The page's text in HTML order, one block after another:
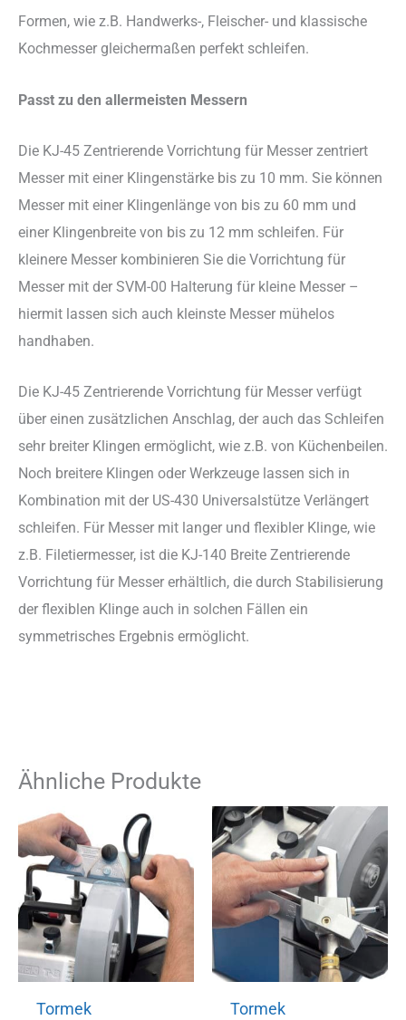
Formen, wie z.B. Handwerks-, Fleischer- und klassische
Kochmesser gleichermaßen perfekt schleifen.
Passt zu den allermeisten Messern
Die KJ-45 Zentrierende Vorrichtung für Messer zentriert
Messer mit einer Klingenstärke bis zu 10 mm. Sie können
Messer mit einer Klingenlänge von bis zu 60 mm und
einer Klingenbreite von bis zu 12 mm schleifen. Für
kleinere Messer kombinieren Sie die Vorrichtung für
Messer mit der SVM-00 Halterung für kleine Messer –
hiermit lassen sich auch kleinste Messer mühelos
handhaben.
Die KJ-45 Zentrierende Vorrichtung für Messer verfügt
über einen zusätzlichen Anschlag, der auch das Schleifen
sehr breiter Klingen ermöglicht, wie z.B. von Küchenbeilen.
Noch breitere Klingen oder Werkzeuge lassen sich in
Kombination mit der US-430 Universalstütze Verlängert
schleifen. Für Messer mit langer und flexibler Klinge, wie
z.B. Filetiermesser, ist die KJ-140 Breite Zentrierende
Vorrichtung für Messer erhältlich, die durch Stabilisierung
der flexiblen Klinge auch in solchen Fällen ein
symmetrisches Ergebnis ermöglicht.
Ähnliche Produkte
Tormek
Tormek